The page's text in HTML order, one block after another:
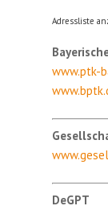
Adressliste
www.ptk-
DeGPT